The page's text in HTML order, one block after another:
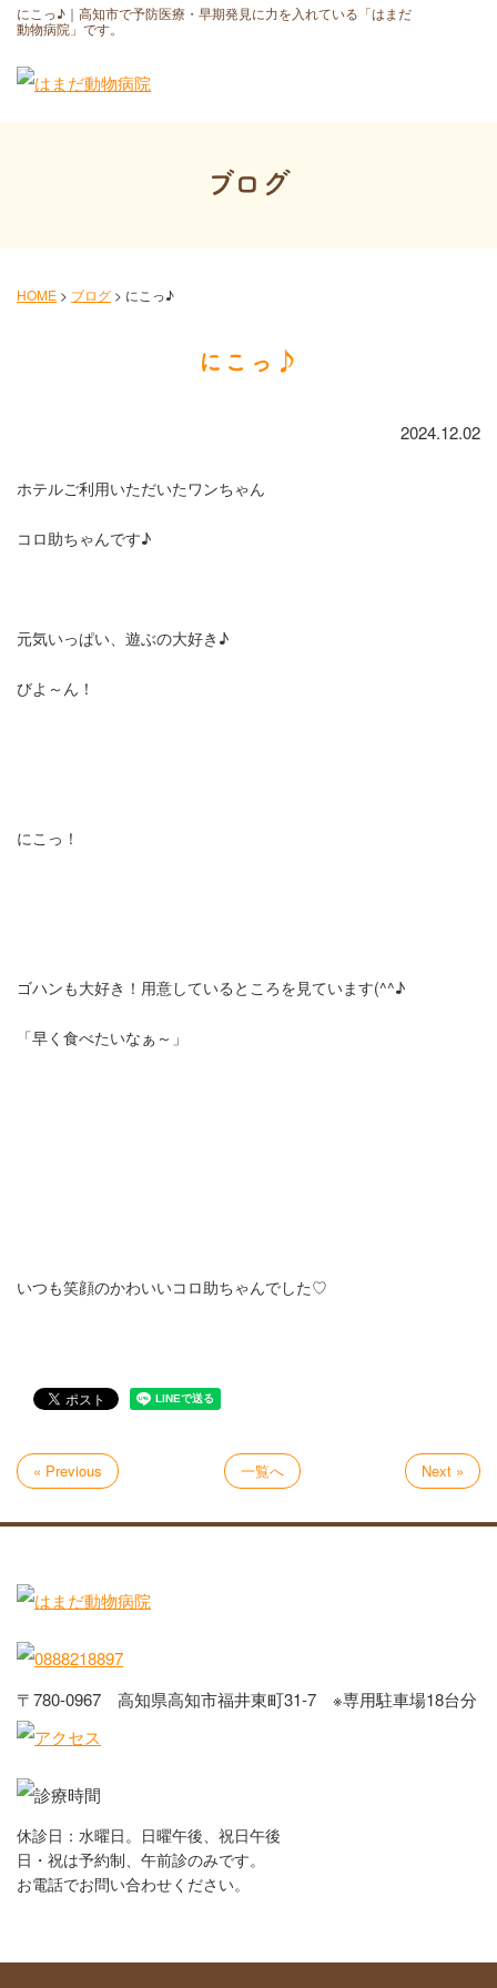
にこっ♪｜高知市で予防医療・早期発見に力を入れている「はまだ
動物病院」です。
ブログ
HOME > ブログ > にこっ♪
にこっ♪
2024.12.02
ホテルご利用いただいたワンちゃん
コロ助ちゃんです♪
元気いっぱい、遊ぶの大好き♪
びよ～ん！
にこっ！
ゴハンも大好き！用意しているところを見ています(^^♪
「早く食べたいなぁ～」
いつも笑顔のかわいいコロ助ちゃんでした♡
« Previous 一覧へ Next »
〒780-0967 高知県高知市福井東町31-7 ※専用駐車場18台分
休診日：水曜日。日曜午後、祝日午後
日・祝は予約制、午前診のみです。
お電話でお問い合わせください。